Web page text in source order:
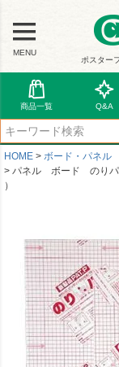
MENU
ポスター
商品一覧 Q&A
HOME
ボード・パネル
パネル ボード のりパ
）